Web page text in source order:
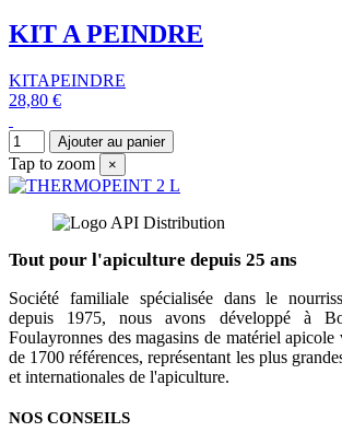
KIT A PEINDRE
KITAPEINDRE
28,80 €
Ajouter au panier
Tap to zoom ×
Tout pour l'apiculture depuis 25 ans
Société familiale spécialisée dans le
depuis 1975, nous avons développé à
Foulayronnes des magasins de matériel apicole
de 1700 références, représentant les plus
et internationales de l'apiculture.
NOS CONSEILS